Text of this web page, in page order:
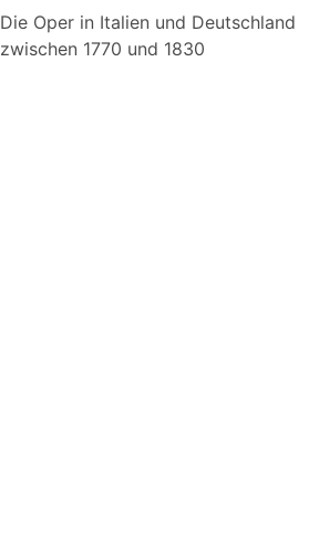
Die Oper in Italien und Deutschland
zwischen 1770 und 1830